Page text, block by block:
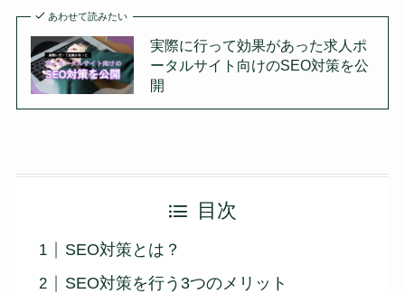
あわせて読みたい
実際に行って効果があった求人ポ
ータルサイト向けのSEO対策を公
開
目次
SEO対策とは？
SEO対策を行う3つのメリット